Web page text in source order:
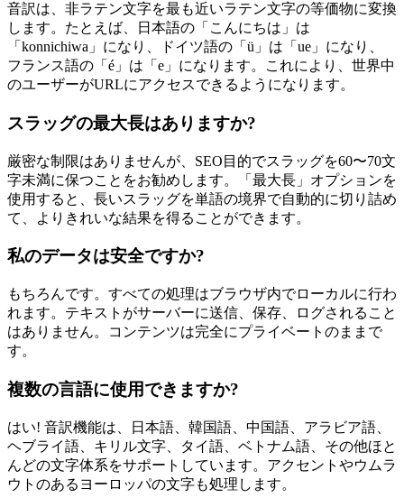
音訳は、非ラテン文字を最も近いラテン文字の等価物に変換
します。たとえば、日本語の「こんにちは」は
「konnichiwa」になり、ドイツ語の「ü」は「ue」になり、
フランス語の「é」は「e」になります。これにより、世界中
のユーザーがURLにアクセスできるようになります。
スラッグの最大長はありますか?
厳密な制限はありませんが、SEO目的でスラッグを60〜70文
字未満に保つことをお勧めします。「最大長」オプションを
使用すると、長いスラッグを単語の境界で自動的に切り詰め
て、よりきれいな結果を得ることができます。
私のデータは安全ですか?
もちろんです。すべての処理はブラウザ内でローカルに行わ
れます。テキストがサーバーに送信、保存、ログされること
はありません。コンテンツは完全にプライベートのままで
す。
複数の言語に使用できますか?
はい! 音訳機能は、日本語、韓国語、中国語、アラビア語、
ヘブライ語、キリル文字、タイ語、ベトナム語、その他ほと
んどの文字体系をサポートしています。アクセントやウムラ
ウトのあるヨーロッパの文字も処理します。